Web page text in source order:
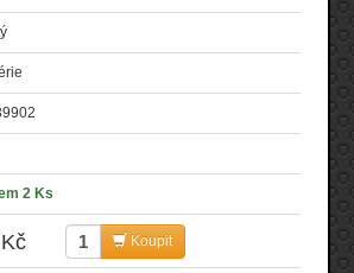
2 Ks
Koupit